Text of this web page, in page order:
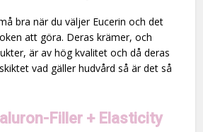
bra när du väljer Eucerin och det
att göra. Deras krämer, och
är av hög kvalitet och då deras
vad gäller hudvård så är det så
Filler + Elasticity